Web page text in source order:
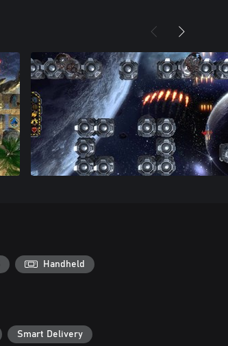
Handheld
Smart Delivery